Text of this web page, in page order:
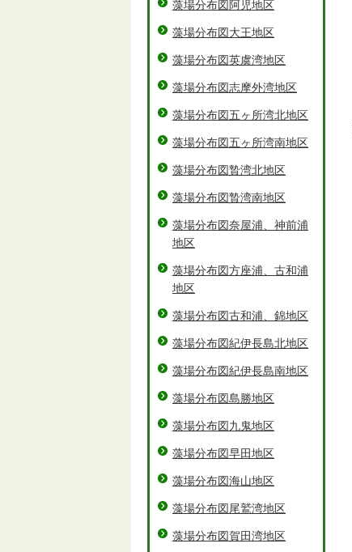
藻場分布図阿児地区
藻場分布図大王地区
藻場分布図英虞湾地区
藻場分布図志摩外湾地区
藻場分布図五ヶ所湾北地区
藻場分布図五ヶ所湾南地区
藻場分布図贄湾北地区
藻場分布図贄湾南地区
藻場分布図奈屋浦、神前浦
地区
藻場分布図方座浦、古和浦
地区
藻場分布図古和浦、錦地区
藻場分布図紀伊長島北地区
藻場分布図紀伊長島南地区
藻場分布図島勝地区
藻場分布図九鬼地区
藻場分布図早田地区
藻場分布図海山地区
藻場分布図尾鷲湾地区
藻場分布図賀田湾地区